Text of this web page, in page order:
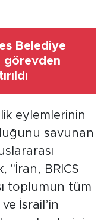
Belediye
görevden
eylemlerinin
savunan
"İran, BRICS
toplumun tüm
İsrail’in